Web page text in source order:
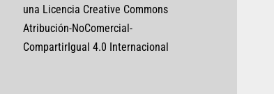
una Licencia Creative Commons
Atribución-NoComercial-
CompartirIgual 4.0 Internacional